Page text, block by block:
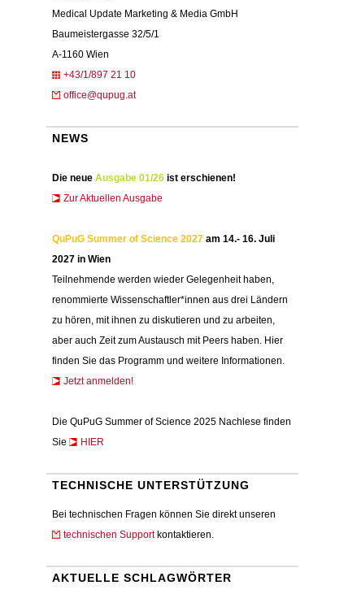
Medical Update Marketing & Media GmbH
Baumeistergasse 32/5/1
A-1160 Wien
+43/1/897 21 10
office@qupug.at
NEWS
Die neue Ausgabe 01/26 ist erschienen!
Zur Aktuellen Ausgabe
QuPuG Summer of Science 2027 am 14.- 16. Juli
2027 in Wien
Teilnehmende werden wieder Gelegenheit haben,
renommierte Wissenschaftler*innen aus drei Ländern
zu hören, mit ihnen zu diskutieren und zu arbeiten,
aber auch Zeit zum Austausch mit Peers haben. Hier
finden Sie das Programm und weitere Informationen.
Jetzt anmelden!
Die QuPuG Summer of Science 2025 Nachlese finden
Sie
HIER
TECHNISCHE UNTERSTÜTZUNG
Bei technischen Fragen können Sie direkt unseren
technischen Supportkontaktieren.
AKTUELLE SCHLAGWÖRTER